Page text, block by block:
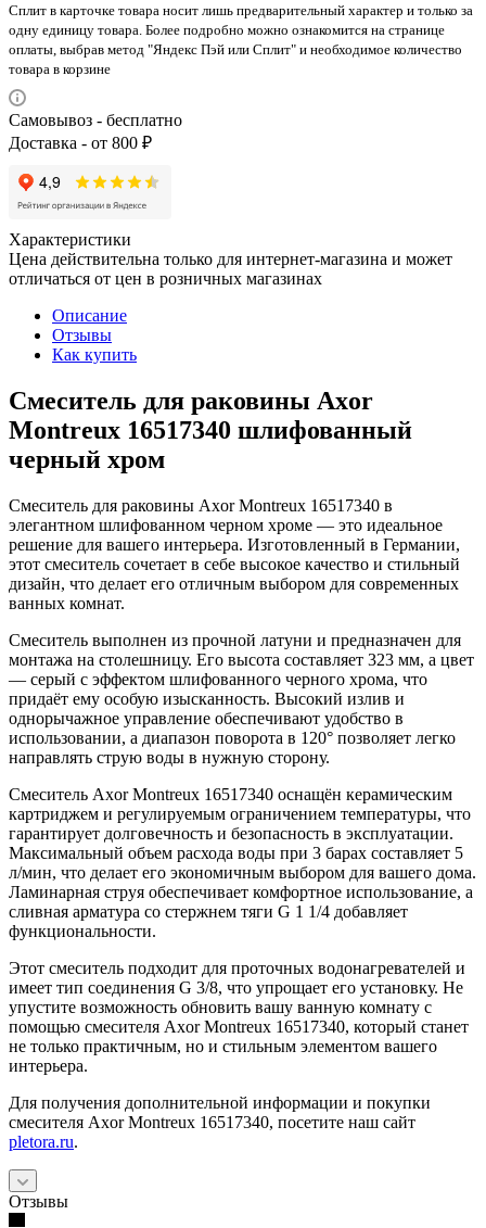
Сплит в карточке товара носит лишь предварительный характер и только за
одну единицу товара. Более подробно можно ознакомится на странице
оплаты, выбрав метод "Яндекс Пэй или Сплит" и необходимое количество
товара в корзине
Самовывоз - бесплатно
Доставка - от 800 ₽
Характеристики
Цена действительна только для интернет-магазина и может
отличаться от цен в розничных магазинах
Описание
Отзывы
Как купить
Смеситель для раковины Axor
Montreux 16517340 шлифованный
черный хром
Смеситель для раковины Axor Montreux 16517340 в
элегантном шлифованном черном хроме — это идеальное
решение для вашего интерьера. Изготовленный в Германии,
этот смеситель сочетает в себе высокое качество и стильный
дизайн, что делает его отличным выбором для современных
ванных комнат.
Смеситель выполнен из прочной латуни и предназначен для
монтажа на столешницу. Его высота составляет 323 мм, а цвет
— серый с эффектом шлифованного черного хрома, что
придаёт ему особую изысканность. Высокий излив и
однорычажное управление обеспечивают удобство в
использовании, а диапазон поворота в 120° позволяет легко
направлять струю воды в нужную сторону.
Смеситель Axor Montreux 16517340 оснащён керамическим
картриджем и регулируемым ограничением температуры, что
гарантирует долговечность и безопасность в эксплуатации.
Максимальный объем расхода воды при 3 барах составляет 5
л/мин, что делает его экономичным выбором для вашего дома.
Ламинарная струя обеспечивает комфортное использование, а
сливная арматура со стержнем тяги G 1 1/4 добавляет
функциональности.
Этот смеситель подходит для проточных водонагревателей и
имеет тип соединения G 3/8, что упрощает его установку. Не
упустите возможность обновить вашу ванную комнату с
помощью смесителя Axor Montreux 16517340, который станет
не только практичным, но и стильным элементом вашего
интерьера.
Для получения дополнительной информации и покупки
смесителя Axor Montreux 16517340, посетите наш сайт
pletora.ru.
Отзывы